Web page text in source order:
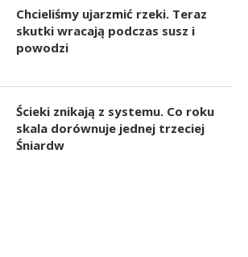
Chcieliśmy ujarzmić rzeki. Teraz
skutki wracają podczas susz i
powodzi
Ścieki znikają z systemu. Co roku
skala dorównuje jednej trzeciej
Śniardw